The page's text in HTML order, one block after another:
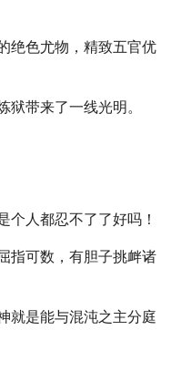
绝色尤物，精致五官优
带来了一线光明。
个人都忍不了了好吗！
指可数，有胆子挑衅诸
就是能与混沌之主分庭